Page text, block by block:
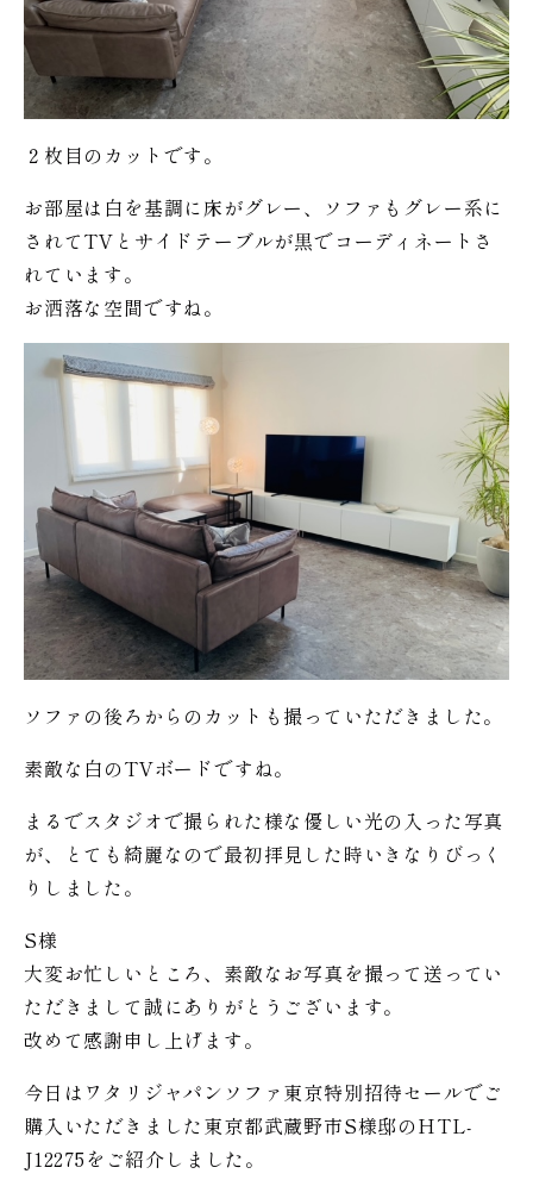
２枚目のカットです。
お部屋は白を基調に床がグレー、ソファもグレー系に
されてTVとサイドテーブルが黒でコーディネートさ
れています。
お洒落な空間ですね。
ソファの後ろからのカットも撮っていただきました。
素敵な白のTVボードですね。
まるでスタジオで撮られた様な優しい光の入った写真
が、とても綺麗なので最初拝見した時いきなりびっく
りしました。
S様
大変お忙しいところ、素敵なお写真を撮って送ってい
ただきまして誠にありがとうございます。
改めて感謝申し上げます。
今日はワタリジャパンソファ東京特別招待セールでご
購入いただきました東京都武蔵野市S様邸のHTL-
J12275をご紹介しました。